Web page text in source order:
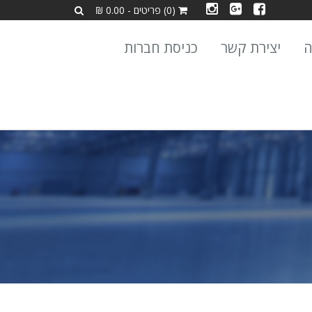
(0) פריטים - 0.00 ₪
יצירת קשר כניסת חברות